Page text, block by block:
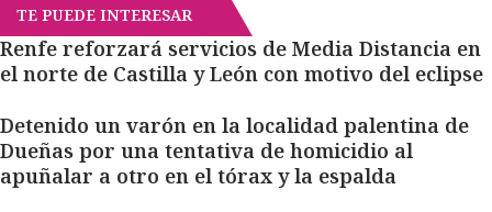
TE PUEDE INTERESAR
Renfe reforzará servicios de Media Distancia en
el norte de Castilla y León con motivo del eclipse
Detenido un varón en la localidad palentina de
Dueñas por una tentativa de homicidio al
apuñalar a otro en el tórax y la espalda